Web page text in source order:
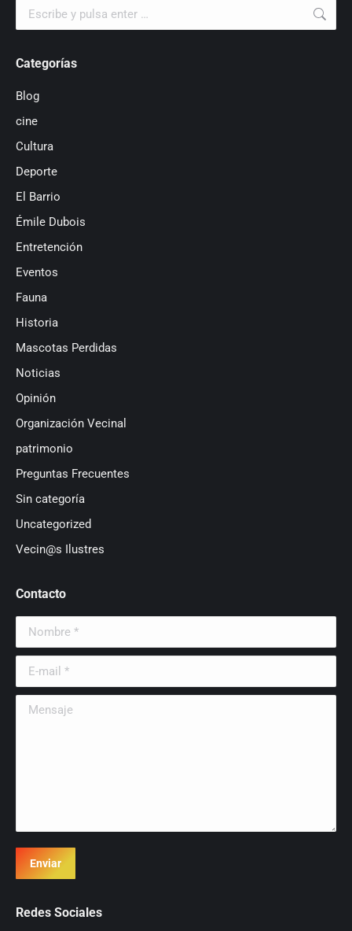
Buscar:
Categorías
Blog
cine
Cultura
Deporte
El Barrio
Émile Dubois
Entretención
Eventos
Fauna
Historia
Mascotas Perdidas
Noticias
Opinión
Organización Vecinal
patrimonio
Preguntas Frecuentes
Sin categoría
Uncategorized
Vecin@s Ilustres
Contacto
Nombre *
E-mail *
Mensaje
Enviar
Redes Sociales